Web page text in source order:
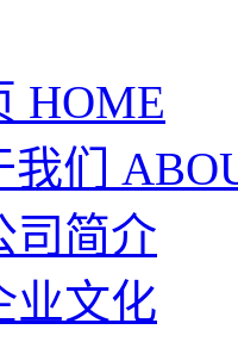
HOME
们
司简介
业文化